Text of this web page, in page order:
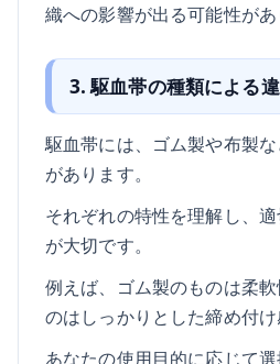
織への影響が出る可能性があ
3. 駆血帯の種類による
駆血帯には、ゴム製や布製
があります。
それぞれの特性を理解し、
が大切です。
例えば、ゴム製のものは柔
のはしっかりとした締め付け
あなたの使用目的に応じて選